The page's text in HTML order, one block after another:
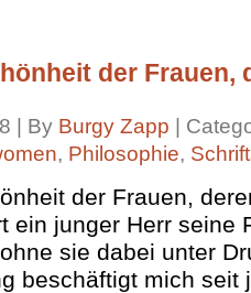
der Frauen,
| By Burgy Zapp |
, Philosophie,
der Frauen,
ein junger Herr seine
sie dabei unter
beschäftigt mich seit